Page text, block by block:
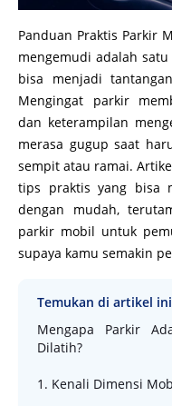
Panduan Praktis Parkir
mengemudi adalah
bisa menjadi
Mengingat parkir
dan keterampilan
merasa gugup saat
sempit atau ramai.
tips praktis yang bisa
dengan mudah,
parkir mobil untuk
supaya kamu semakin
Temukan di artikel
Mengapa Parkir
Dilatih?
1. Kenali Dimensi